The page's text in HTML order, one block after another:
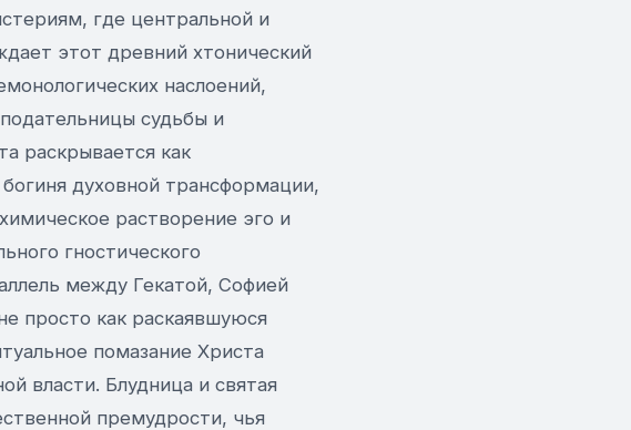
где центральной и
этот древний хтонический
наслоений,
судьбы и
раскрывается как
духовной трансформации,
растворение эго и
гностического
между Гекатой, Софией
просто как раскаявшуюся
помазание Христа
власти. Блудница и святая
премудрости, чья